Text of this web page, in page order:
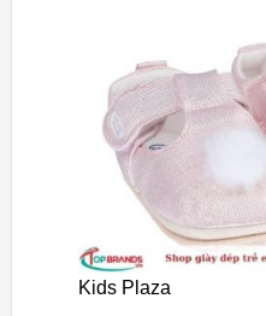
Kids Plaza